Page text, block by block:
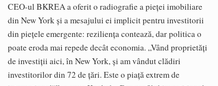
CEO-ul BKREA a oferit o radiografie a pieței imobiliare
din New York și a mesajului ei implicit pentru investitorii
din piețele emergente: reziliența contează, dar politica o
poate eroda mai repede decât economia. „Vând proprietăți
de investiții aici, în New York, și am vândut clădiri
investitorilor din 72 de țări. Este o piață extrem de